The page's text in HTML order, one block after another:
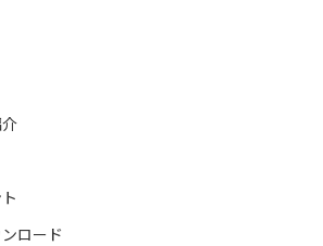
ロード